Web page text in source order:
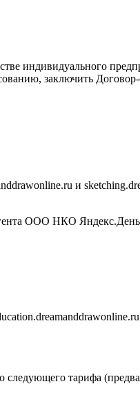
индивидуального
заключить
и
ООО НКО
тарифа